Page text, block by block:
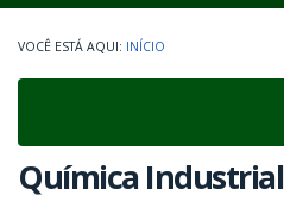
INÍCIO
Química Industrial